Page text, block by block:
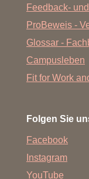
Feedback-
ProBeweis -
Glossar -
Campusleben
Fit for Work
Folgen Sie
Facebook
Instagram
YouTube